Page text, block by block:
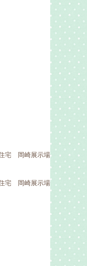
宅 岡崎展示場
宅 岡崎展示場